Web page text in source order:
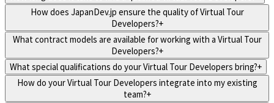
How does JapanDev.jp ensure the quality of Virtual Tour
Developers?+
What contract models are available for working with a Virtual Tour
Developers?+
What special qualifications do your Virtual Tour Developers bring?+
How do your Virtual Tour Developers integrate into my existing
team?+